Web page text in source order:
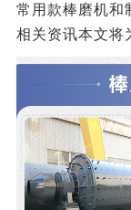
常用款棒磨机和
相关资讯本文将